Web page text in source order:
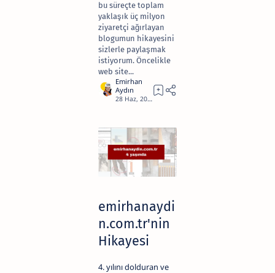
bu süreçte toplam
yaklaşık üç milyon
ziyaretçi ağırlayan
blogumun hikayesini
sizlerle paylaşmak
istiyorum. Öncelikle
web site...
emirhanaydi
n.com.tr'nin
Hikayesi
4. yılını dolduran ve